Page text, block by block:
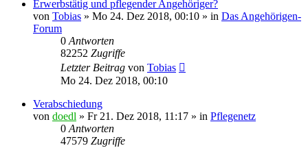
Erwerbstätig und pflegender Angehöriger?
von Tobias » Mo 24. Dez 2018, 00:10 » in Das Angehörigen-
Forum
0 Antworten
82252 Zugriffe
Letzter Beitrag von Tobias
Mo 24. Dez 2018, 00:10
Verabschiedung
von doedl » Fr 21. Dez 2018, 11:17 » in Pflegenetz
0 Antworten
47579 Zugriffe